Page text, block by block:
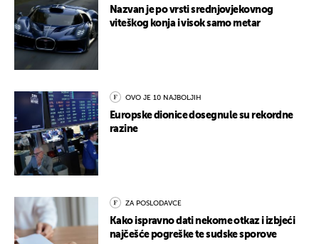
Nazvan je po vrsti srednjovjekovnog
viteškog konja i visok samo metar
OVO JE 10 NAJBOLJIH
Europske dionice dosegnule su rekordne
razine
ZA POSLODAVCE
Kako ispravno dati nekome otkaz i izbjeći
najčešće pogreške te sudske sporove